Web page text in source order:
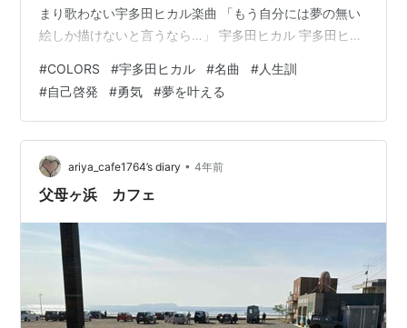
まり歌わない宇多田ヒカル楽曲 「もう自分には夢の無い
絵しか描けないと言うなら…」 宇多田ヒカル 宇多田ヒカ
ン、音楽プロデューサー。 音楽プロデューサーの父・宇
多田照實氏と歌手の母・藤圭子さんの下、アメリカ合衆
国ニューヨークで生まれた。 所属芸能事務所は
U3MUSIC。 所属レーベルはエピックレコードジャパ
ン。 ロンドン在住。 1998年末に15歳でCDデビュ…
#COLORS #宇多田ヒカル #名曲 #人生訓
#自己啓発 #勇気 #夢を叶える
ariya_cafe1764’s diary • 4年前
父母ヶ浜 カフェ